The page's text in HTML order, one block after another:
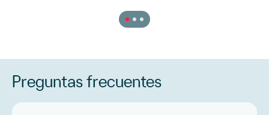
Preguntas frecuentes